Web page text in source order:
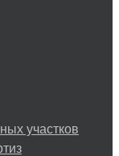
участков